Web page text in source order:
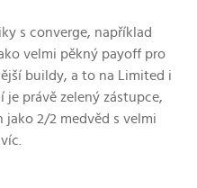
s converge, například
velmi pěkný payoff pro
buildy, a to na Limited i
je právě zelený zástupce,
jako 2/2 medvěd s velmi